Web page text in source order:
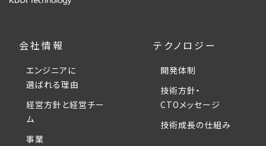
会社情報
エンジニアに
選ばれる理由
経営方針と経営チー
ム
事業
テクノロジー
開発体制
技術方針・
CTOメッセージ
技術成長の仕組み